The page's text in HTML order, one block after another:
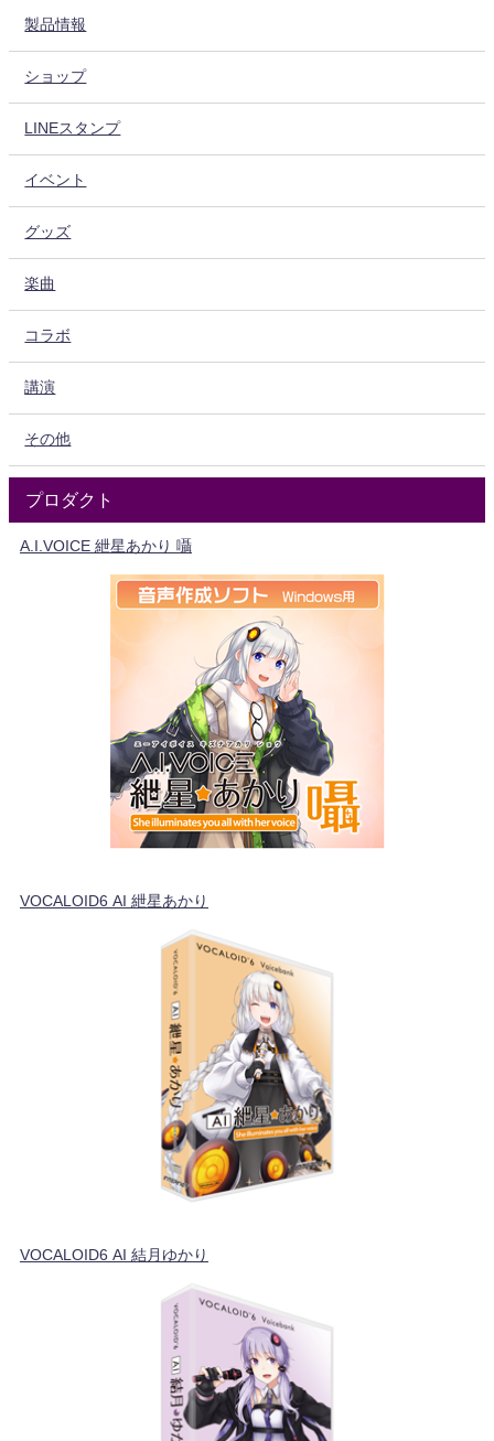
製品情報
ショップ
LINEスタンプ
イベント
グッズ
楽曲
コラボ
講演
その他
プロダクト
A.I.VOICE 紲星あかり 囁
VOCALOID6 AI 紲星あかり
VOCALOID6 AI 結月ゆかり